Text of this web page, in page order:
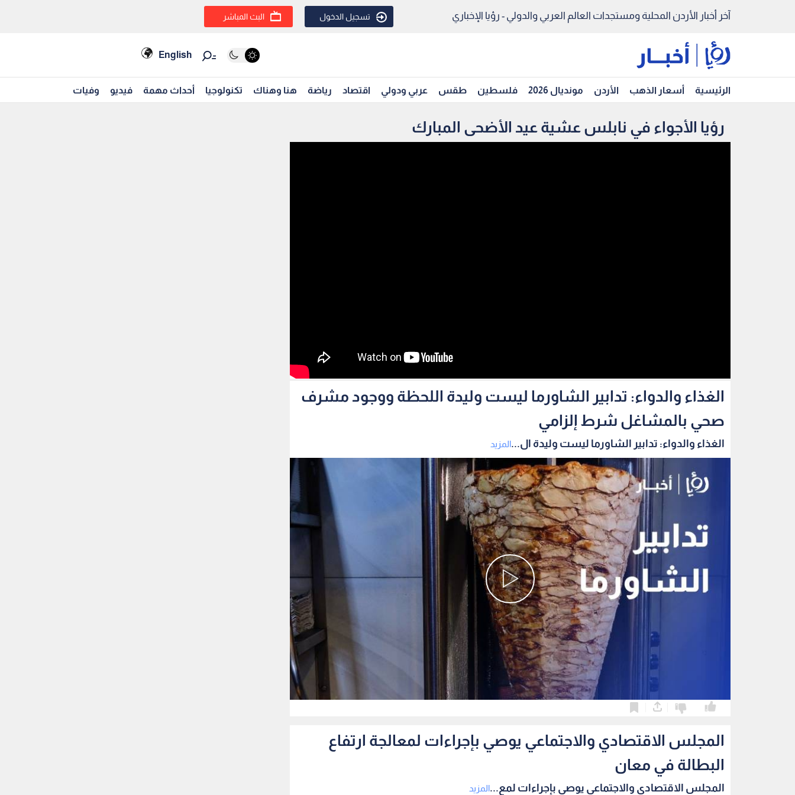
آخر أخبار الأردن المحلية ومستجدات العالم العربي والدولي - رؤيا الإخباري تسجيل الدخول البث المباشر
English
الرئيسية أسعار الذهب الأردن مونديال 2026 فلسطين طقس عربي ودولي اقتصاد رياضة هنا وهناك تكنولوجيا أحداث مهمة فيديو وفيات
رؤيا الأجواء في نابلس عشية عيد الأضحى المبارك
الغذاء والدواء: تدابير الشاورما ليست وليدة اللحظة ووجود مشرف
صحي بالمشاغل شرط إلزامي
الغذاء والدواء: تدابير الشاورما ليست وليدة ال...المزيد
المجلس الاقتصادي والاجتماعي يوصي بإجراءات لمعالجة ارتفاع
البطالة في معان
المجلس الاقتصادي والاجتماعي يوصي بإجراءات لمع...المزيد